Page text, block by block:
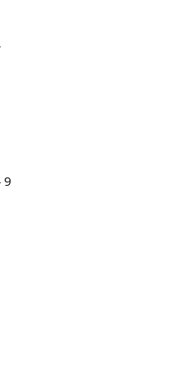
9